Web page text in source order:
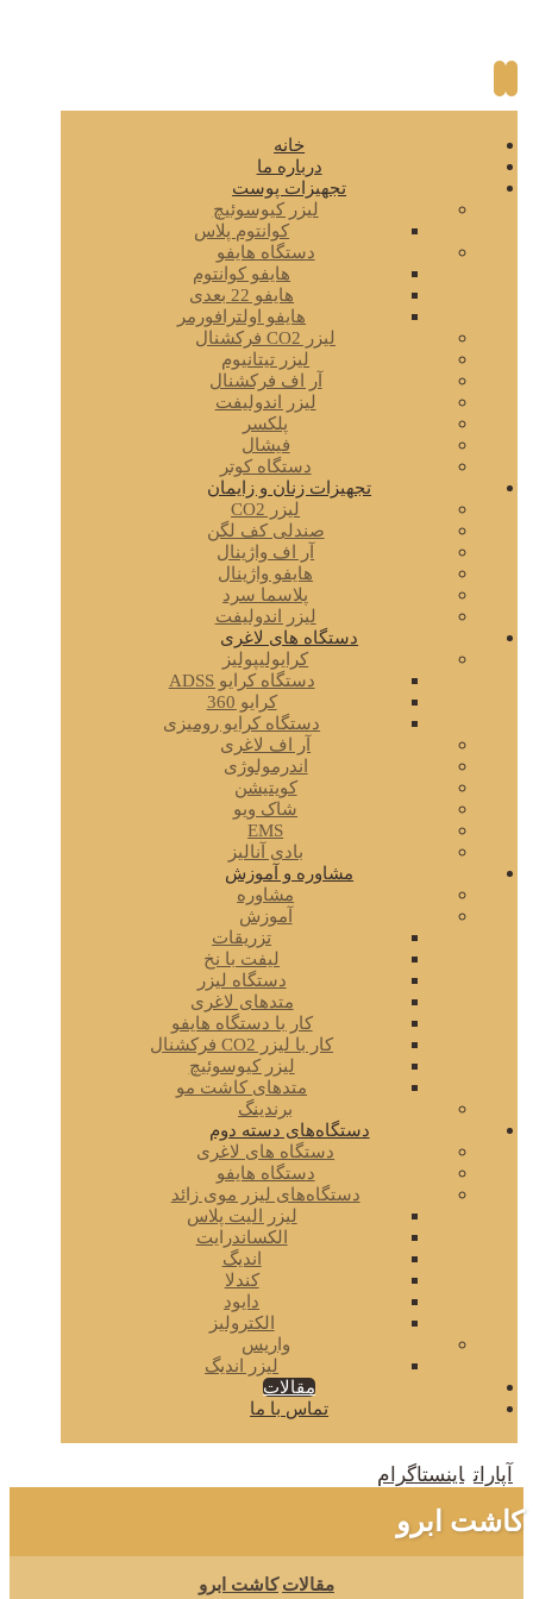
خانه
درباره ما
تجهیزات پوست
لیزر کیوسوئیچ
کوانتوم پلاس
دستگاه هایفو
هایفو کوانتوم
هایفو 22 بعدی
هایفو اولترافورمر
لیزر CO2 فرکشنال
لیزر تیتانیوم
آر اف فرکشنال
لیزر اندولیفت
پلکسر
فیشال
دستگاه کوتر
تجهیزات زنان و زایمان
لیزر CO2
صندلی کف لگن
آر اف واژینال
هایفو واژینال
پلاسما سرد
لیزر اندولیفت
دستگاه های لاغری
کرایولیپولیز
دستگاه کرایو ADSS
کرایو 360
دستگاه کرایو رومیزی
آر اف لاغری
اندرمولوژی
کویتیشن
شاک ویو
EMS
بادی آنالیز
مشاوره و آموزش
مشاوره
آموزش
تزریقات
لیفت با نخ
دستگاه لیزر
متدهای لاغری
کار با دستگاه هایفو
کار با لیزر CO2 فرکشنال
لیزر کیوسوئیچ
متدهای کاشت مو
برندینگ
دستگاه‌های دسته دوم
دستگاه های لاغری
دستگاه هایفو
دستگاه‌های لیزر موی زائد
لیزر الیت پلاس
الکساندرایت
اندیگ
کندلا
دایود
الکترولیز
واریس
لیزر اندیگ
مقالات
تماس با ما
آپارات اینستاگرام
کاشت ابرو
مقالات کاشت ابرو